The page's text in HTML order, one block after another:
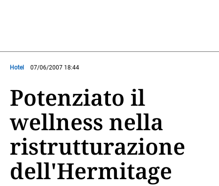
Hotel 07/06/2007 18:44
Potenziato il
wellness nella
ristrutturazione
dell'Hermitage